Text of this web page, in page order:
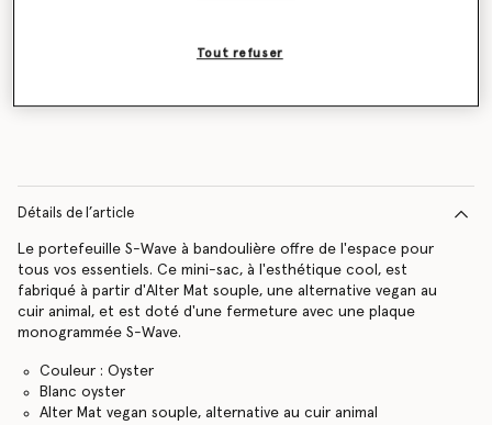
Détails de l’article
Le portefeuille S-Wave à bandoulière offre de l'espace pour
tous vos essentiels. Ce mini-sac, à l'esthétique cool, est
fabriqué à partir d'Alter Mat souple, une alternative vegan au
cuir animal, et est doté d'une fermeture avec une plaque
monogrammée S-Wave.
Couleur : Oyster
Blanc oyster
Alter Mat vegan souple, alternative au cuir animal
Tout refuser